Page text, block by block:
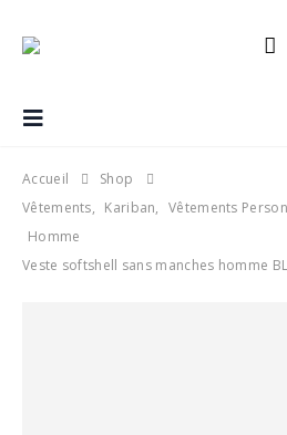
Accueil
Shop
Vêtements, Kariban, Vêtements
Homme
Veste softshell sans manches homme